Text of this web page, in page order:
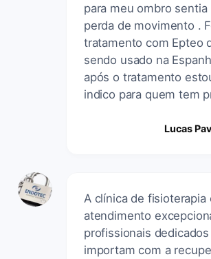
para meu ombro
perda de movimento .
tratamento com Epteo
sendo usado na
após o tratamento
indico para quem tem
Lucas
A clínica de fisioterapia
atendimento
profissionais
importam com a